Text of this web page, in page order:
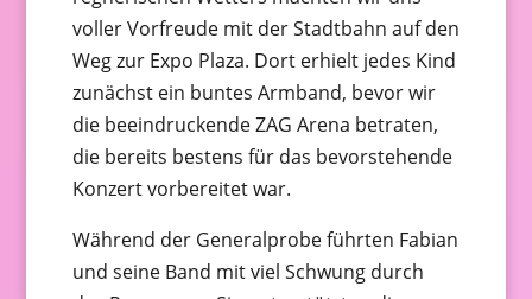
voller Vorfreude mit der Stadtbahn auf den
Weg zur Expo Plaza. Dort erhielt jedes Kind
zunächst ein buntes Armband, bevor wir
die beeindruckende ZAG Arena betraten,
die bereits bestens für das bevorstehende
Konzert vorbereitet war.
Während der Generalprobe führten Fabian
und seine Band mit viel Schwung durch